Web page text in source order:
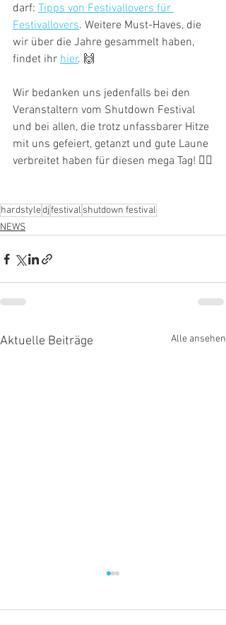
darf: Tipps von Festivallovers für
Festivallovers. Weitere Must-Haves, die
wir über die Jahre gesammelt haben,
findet ihr hier. 🙌
Wir bedanken uns jedenfalls bei den
Veranstaltern vom Shutdown Festival
und bei allen, die trotz unfassbarer Hitze
mit uns gefeiert, getanzt und gute Laune
verbreitet haben für diesen mega Tag! ❤️‍🔥
hardstyledjfestival shutdown festival
NEWS
Aktuelle Beiträge Alle ansehen